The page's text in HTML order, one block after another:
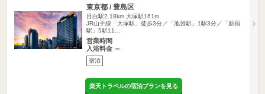
東京都 / 豊島区
目白駅2.18km 大塚駅161m
JR山手線「大塚駅」徒歩3分／「池袋駅」1駅3分／「新宿
駅」5駅11…
営業時間
入浴料金 ～
宿泊
楽天トラベルの宿泊プランを見る